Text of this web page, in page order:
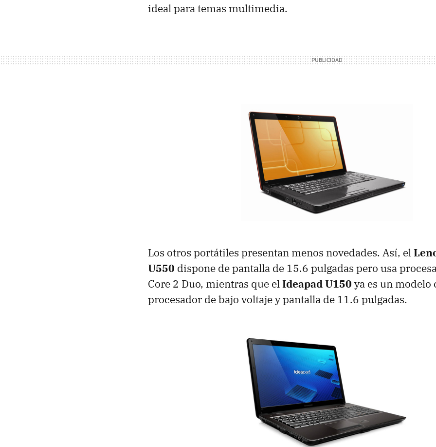
ideal para temas multimedia.
Los otros portátiles presentan menos novedades. Así, el
U550 dispone de pantalla de 15.6 pulgadas pero usa
Core 2 Duo, mientras que elIdeapad U150 ya es un modelo
procesador de bajo voltaje y pantalla de 11.6 pulgadas.